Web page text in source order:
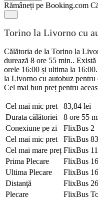
Rămâneți pe Booking.com
Torino la Livorno cu
Călătoria de la Torino la
durează 8 ore 55 min..
orele 16:00 și ultima la
la Livorno cu autobuz pentru
Cel mai bun preț pentru
Cel mai mic pret
83,84 lei
Durata călătoriei
8 ore 55
Conexiune pe zi
FlixBus 2
Cel mai mic pret
FlixBus
Cel mai mare preț FlixBus
Prima Plecare
FlixBus
Ultima Plecare
FlixBus
Distanţă
FlixBus
Plecare
FlixBus